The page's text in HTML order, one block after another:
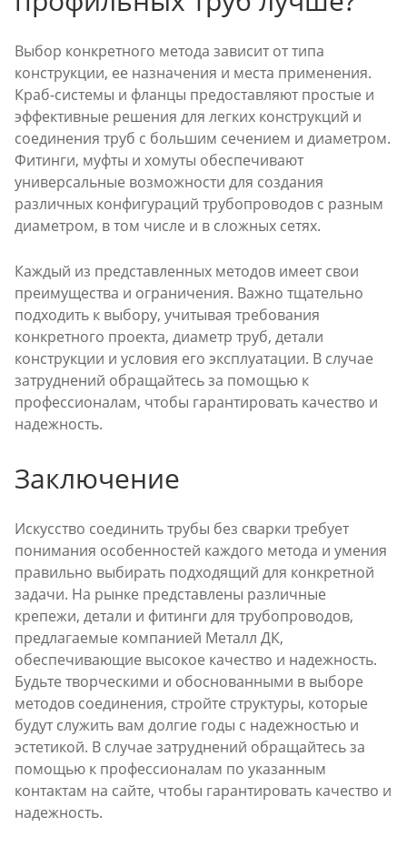
Выбор конкретного метода зависит от типа
конструкции, ее назначения и места применения.
Краб-системы и фланцы предоставляют простые и
эффективные решения для легких конструкций и
соединения труб с большим сечением и диаметром.
Фитинги, муфты и хомуты обеспечивают
универсальные возможности для создания
различных конфигураций трубопроводов с разным
диаметром, в том числе и в сложных сетях.
Каждый из представленных методов имеет свои
преимущества и ограничения. Важно тщательно
подходить к выбору, учитывая требования
конкретного проекта, диаметр труб, детали
конструкции и условия его эксплуатации. В случае
затруднений обращайтесь за помощью к
профессионалам, чтобы гарантировать качество и
надежность.
Заключение
Искусство соединить трубы без сварки требует
понимания особенностей каждого метода и умения
правильно выбирать подходящий для конкретной
задачи. На рынке представлены различные
крепежи, детали и фитинги для трубопроводов,
предлагаемые компанией Металл ДК,
обеспечивающие высокое качество и надежность.
Будьте творческими и обоснованными в выборе
методов соединения, стройте структуры, которые
будут служить вам долгие годы с надежностью и
эстетикой. В случае затруднений обращайтесь за
помощью к профессионалам по указанным
контактам на сайте, чтобы гарантировать качество и
надежность.